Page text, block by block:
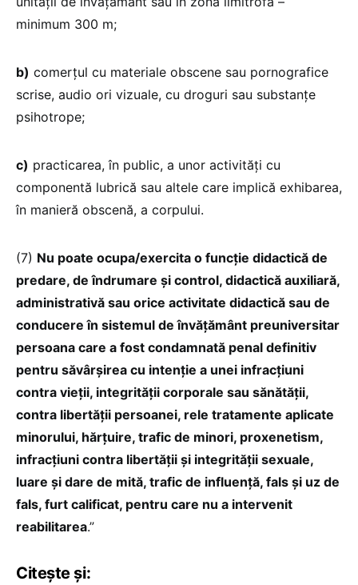
minimum 300 m;
b) comerțul cu materiale obscene sau pornografice
scrise, audio ori vizuale, cu droguri sau substanțe
psihotrope;
c) practicarea, în public, a unor activități cu
componentă lubrică sau altele care implică exhibarea,
în manieră obscenă, a corpului.
(7) Nu poate ocupa/exercita o funcție didactică de
predare, de îndrumare și control, didactică auxiliară,
administrativă sau orice activitate didactică sau de
conducere în sistemul de învățământ preuniversitar
persoana care a fost condamnată penal definitiv
pentru săvârșirea cu intenție a unei infracțiuni
contra vieții, integrității corporale sau sănătății,
contra libertății persoanei, rele tratamente aplicate
minorului, hărțuire, trafic de minori, proxenetism,
infracțiuni contra libertății și integrității sexuale,
luare și dare de mită, trafic de influență, fals și uz de
fals, furt calificat, pentru care nu a intervenit
reabilitarea.”
Citește și: